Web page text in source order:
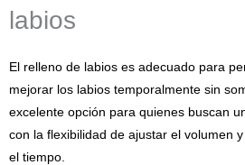
labios
El relleno de labios es adecuado para
mejorar los labios temporalmente sin
excelente opción para quienes buscan
con la flexibilidad de ajustar el volumen
el tiempo.